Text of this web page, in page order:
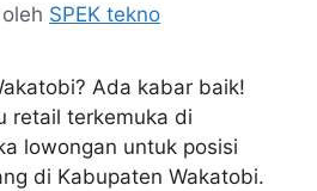
oleh SPEK tekno
Ada kabar baik!
retail terkemuka di
lowongan untuk posisi
di Kabupaten Wakatobi.